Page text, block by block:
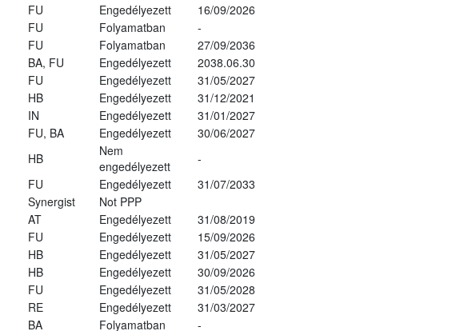
FU Engedélyezett
16/09/2026
FU Folyamatban
-
FU Folyamatban
27/09/2036
BA, FU Engedélyezett
2038.06.30
FU Engedélyezett
31/05/2027
HB Engedélyezett
31/12/2021
IN Engedélyezett
31/01/2027
FU, BA Engedélyezett
30/06/2027
HB
Nem
engedélyezett
-
FU Engedélyezett
31/07/2033
Synergist
Not PPP
AT Engedélyezett
31/08/2019
FU Engedélyezett
15/09/2026
HB Engedélyezett
31/05/2027
HB Engedélyezett
30/09/2026
FU Engedélyezett
31/05/2028
RE Engedélyezett
31/03/2027
BA Folyamatban
-